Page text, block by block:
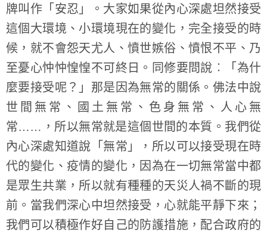
牌叫作「安忍」。大家如果從內心深處坦然接受
這個大環境、小環境現在的變化，完全接受的時
候，就不會怨天尤人、憤世嫉俗、憤恨不平、乃
至憂心忡忡惶惶不可終日。同修要問說︰「為什
麼要接受呢？」那是因為無常的關係。佛法中說
世間無常、國土無常、色身無常、人心無
常……，所以無常就是這個世間的本質。我們從
內心深處知道說「無常」，所以可以接受現在時
代的變化、疫情的變化，因為在一切無常當中都
是眾生共業，所以就有種種的天災人禍不斷的現
前。當我們深心中坦然接受，心就能平靜下來；
我們可以積極作好自己的防護措施，配合政府的